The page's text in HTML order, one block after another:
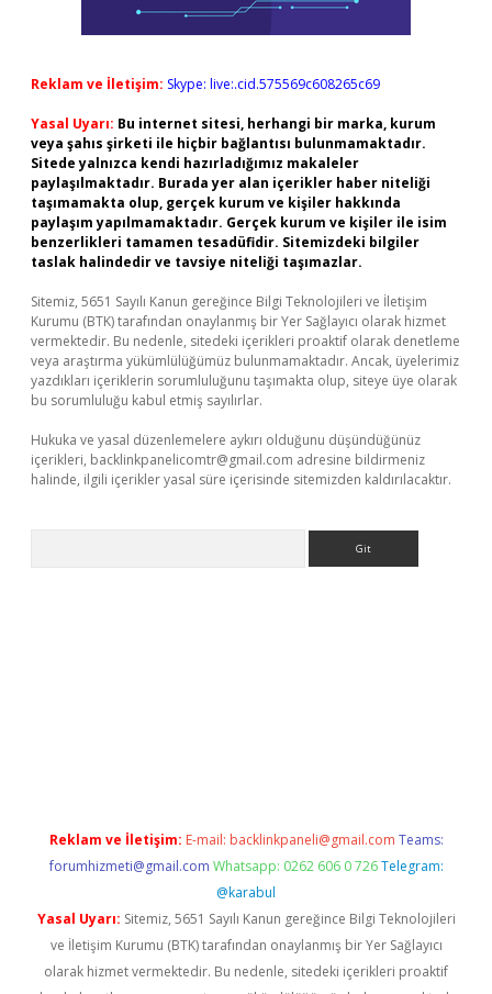
Reklam ve İletişim: Skype: live:.cid.575569c608265c69
Yasal Uyarı: Bu internet sitesi, herhangi bir marka, kurum
veya şahıs şirketi ile hiçbir bağlantısı bulunmamaktadır.
Sitede yalnızca kendi hazırladığımız makaleler
paylaşılmaktadır. Burada yer alan içerikler haber niteliği
taşımamakta olup, gerçek kurum ve kişiler hakkında
paylaşım yapılmamaktadır. Gerçek kurum ve kişiler ile isim
benzerlikleri tamamen tesadüfidir. Sitemizdeki bilgiler
taslak halindedir ve tavsiye niteliği taşımazlar.
Sitemiz, 5651 Sayılı Kanun gereğince Bilgi Teknolojileri ve İletişim
Kurumu (BTK) tarafından onaylanmış bir Yer Sağlayıcı olarak hizmet
vermektedir. Bu nedenle, sitedeki içerikleri proaktif olarak denetleme
veya araştırma yükümlülüğümüz bulunmamaktadır. Ancak, üyelerimiz
yazdıkları içeriklerin sorumluluğunu taşımakta olup, siteye üye olarak
bu sorumluluğu kabul etmiş sayılırlar.
Hukuka ve yasal düzenlemelere aykırı olduğunu düşündüğünüz
içerikleri, backlinkpanelicomtr@gmail.com adresine bildirmeniz
halinde, ilgili içerikler yasal süre içerisinde sitemizden kaldırılacaktır.
Reklam ve İletişim: E-mail: backlinkpaneli@gmail.com Teams:
forumhizmeti@gmail.com Whatsapp: 0262 606 0 726 Telegram:
@karabul
Yasal Uyarı: Sitemiz, 5651 Sayılı Kanun gereğince Bilgi Teknolojileri
ve İletişim Kurumu (BTK) tarafından onaylanmış bir Yer Sağlayıcı
olarak hizmet vermektedir. Bu nedenle, sitedeki içerikleri proaktif